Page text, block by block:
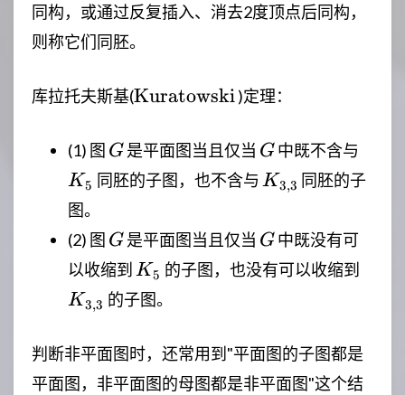
同构，或通过反复插入、消去2度顶点后同构，
则称它们同胚。
库拉托夫斯基(\mathrm{Kuratowski}
Kuratowski)定理：
(1) 图 G
G 是平面图当且仅当 G
G 中既不含与
K5 同胚的子图，也不含与 K_{3,3}
K3,3 同胚的子
图。
(2) 图 G
G 是平面图当且仅当 G
G 中既没有可
以收缩到 K_5
K5 的子图，也没有可以收缩到
K3,3 的子图。
判断非平面图时，还常用到"平面图的子图都是
平面图，非平面图的母图都是非平面图"这个结